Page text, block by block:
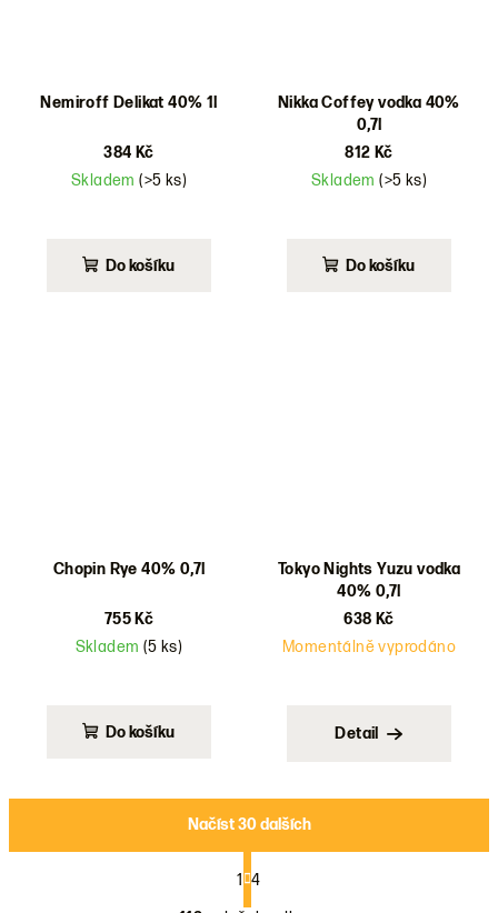
Nemiroff Delikat 40% 1l
384 Kč
Skladem(>5 ks)
Do košíku
Nikka Coffey vodka 40%
0,7l
812 Kč
Skladem(>5 ks)
Do košíku
Chopin Rye 40% 0,7l
755 Kč
Skladem (5 ks)
Do košíku
Tokyo Nights Yuzu vodka
40% 0,7l
638 Kč
Momentálně vyprodáno
Detail
O
Načíst 30 dalších
S
t
r
1 4